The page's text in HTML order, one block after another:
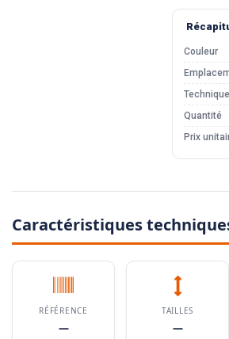
Couleur
Technique
Quantité
Prix
Caractéristiques
RÉFÉRENCE
—
TAILLES
—